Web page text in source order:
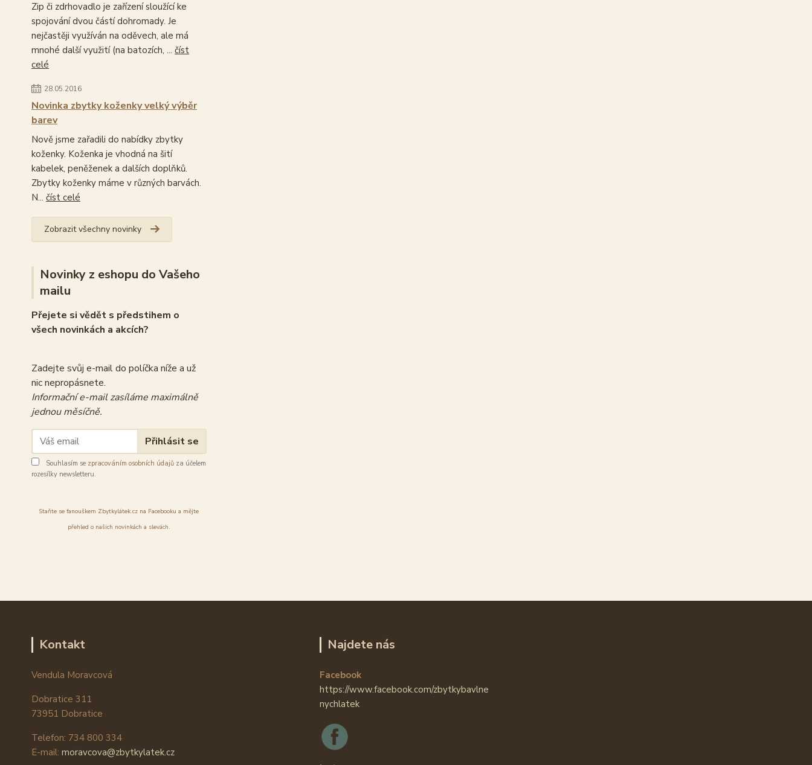
Zip či zdrhovadlo je zařízení sloužící ke
spojování dvou částí dohromady. Je
nejčastěji využíván na oděvech, ale má
mnohé další využití (na batozích, ... číst
celé
28.05.2016
Novinka zbytky koženky velký výběr
barev
Nově jsme zařadili do nabídky zbytky
koženky. Koženka je vhodná na šití
kabelek, peněženek a dalších doplňků.
Zbytky koženky máme v různých barvách.
N... číst celé
Zobrazit všechny novinky
Novinky z eshopu do Vašeho
mailu
Přejete si vědět s předstihem o
všech novinkách a akcích?
Zadejte svůj e-mail do políčka níže a už
nic nepropásnete.
Informační e-mail zasíláme maximálně
jednou měsíčně.
Přihlásit se
Souhlasím se zpracováním osobních údajů za účelem
rozesílky newsletteru.
Staňte se fanouškem Zbytkylátek.cz na Facebooku a mějte
přehled o našich novinkách a slevách.
Kontakt
Vendula Moravcová
Dobratice 311
73951 Dobratice
Telefon: 734 800 334
E-mail: moravcova@zbytkylatek.cz
Najdete nás
Facebook
https://www.facebook.com/zbytkybavlne
nychlatek